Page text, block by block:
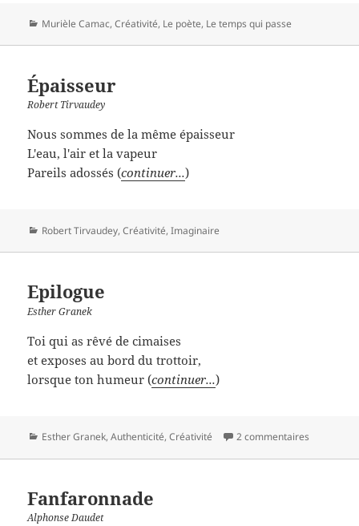
Catégories
Murièle Camac,Créativité, Le poète, Le temps qui passe
Épaisseur
Robert Tirvaudey
Nous sommes de la même épaisseur
L'eau, l'air et la vapeur
Pareils adossés (continuer...)
Catégories
Robert Tirvaudey,Créativité,Imaginaire
Epilogue
Esther Granek
Toi qui as rêvé de cimaises
et exposes au bord du trottoir,
lorsque ton humeur (continuer...)
Catégories
Esther Granek,Authenticité,Créativité 2 commentaires
Fanfaronnade
Alphonse Daudet